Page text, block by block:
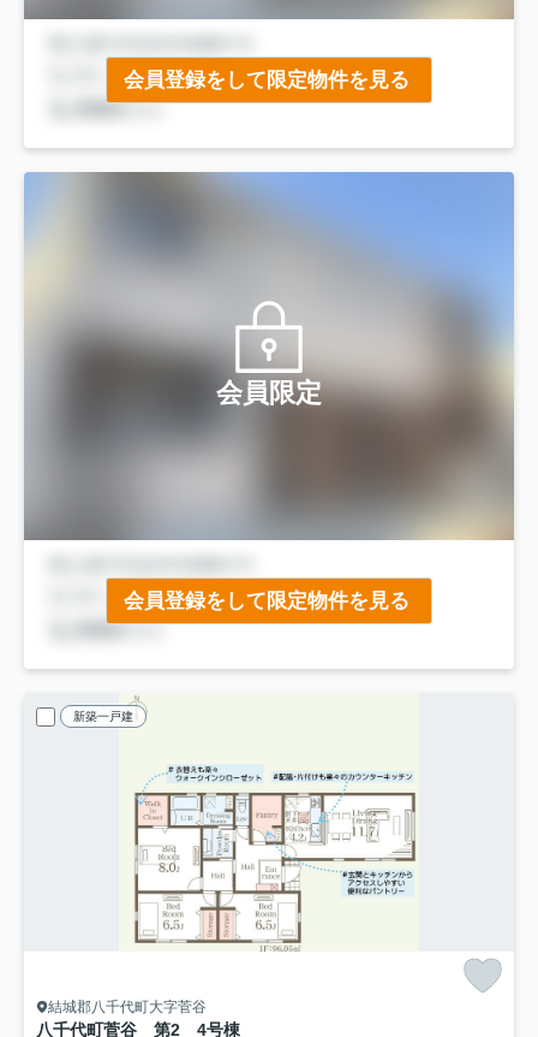
会員登録をして限定物件を見る
会員限定
会員登録をして限定物件を見る
新築一戸建
結城郡八千代町大字菅谷
八千代町菅谷 第2 4号棟